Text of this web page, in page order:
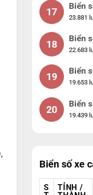
17
Biển
44953
23.881
18
Biển
74953
22.683
19
Biển
99998
19.653
20
Biển
25525
19.439
Biển số xe
S
TỈNH /